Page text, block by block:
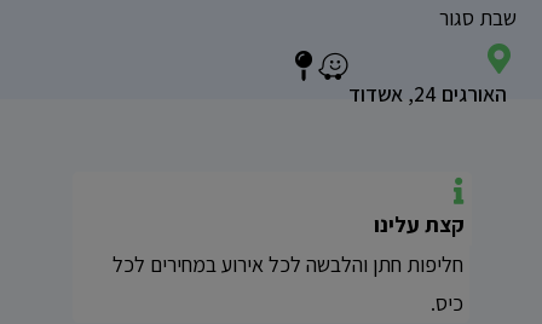
שבת סגור
האורגים 24, אשדוד
קצת עלינו
חליפות חתן והלבשה לכל אירוע במחירים לכל
כיס.